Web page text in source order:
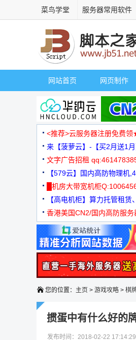
菜鸟学堂 服务器常用软件
网站首页 网页制作
<推荐>云服务器注册免费
来【菠萝云】-【买2月送1
文字广告招租
【579云】国内高防物理机
元
█机房大带宽机柜
【高电机柜】算力托管租赁
机
香港美国CN2/国内高防服
您的位置： 主页 > 游戏攻略 > 棋
掼蛋中有什么好的
发布时间：2018-02-22